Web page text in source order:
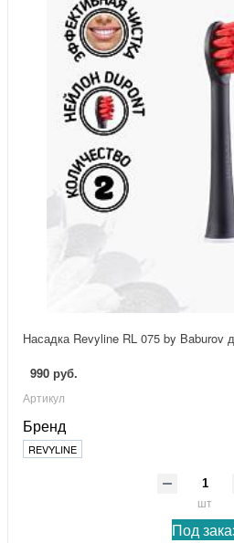
Насадка Revyline RL 075 by Baburov
990 руб.
Артикул
Бренд
REVYLINE
шт
Под